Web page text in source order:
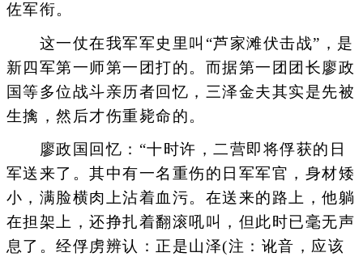
佐军衔。
这一仗在我军军史里叫“芦家滩伏击战”，是
新四军第一师第一团打的。而据第一团团长廖政
国等多位战斗亲历者回忆，三泽金夫其实是先被
生擒，然后才伤重毙命的。
廖政国回忆：“十时许，二营即将俘获的日
军送来了。其中有一名重伤的日军军官，身材矮
小，满脸横肉上沾着血污。在送来的路上，他躺
在担架上，还挣扎着翻滚吼叫，但此时已毫无声
息了。经俘虏辨认：正是山泽(注：讹音，应该